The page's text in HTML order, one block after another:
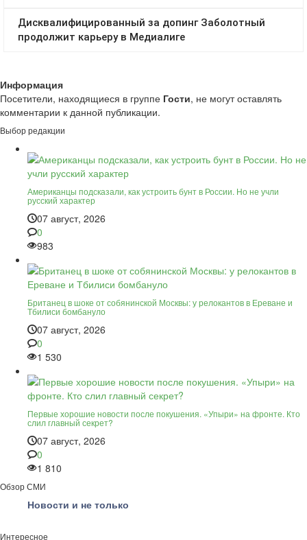
Информация
Посетители, находящиеся в группе Гости, не могут оставлять
комментарии к данной публикации.
Выбор редакции
Американцы подсказали, как устроить бунт в России. Но не учли
русский характер
07 август, 2026
0
983
Британец в шоке от собянинской Москвы: у релокантов в Ереване и
Тбилиси бомбануло
07 август, 2026
0
1 530
Первые хорошие новости после покушения. «Упыри» на фронте. Кто
слил главный секрет?
07 август, 2026
0
1 810
Обзор СМИ
Новости и не только
Интересное